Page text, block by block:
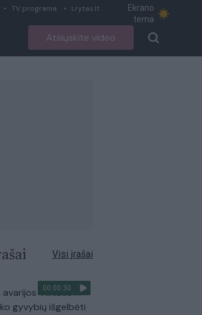
TV programa Lrytas.lt
Ekrano
tema
Atsiųskite video
Visi įrašai
00:00:30
Vilniaus r.:
gyvybių išgelbėti